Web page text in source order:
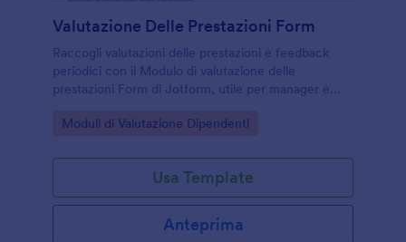
Valutazione Delle Prestazioni Form
Raccogli valutazioni delle prestazioni e feedback
periodici con il Modulo di valutazione delle
prestazioni Form di Jotform, utile per manager e
competenze e piani di crescita.
Go to Category:
Moduli di Valutazione Dipendenti
Usa Template
Anteprima